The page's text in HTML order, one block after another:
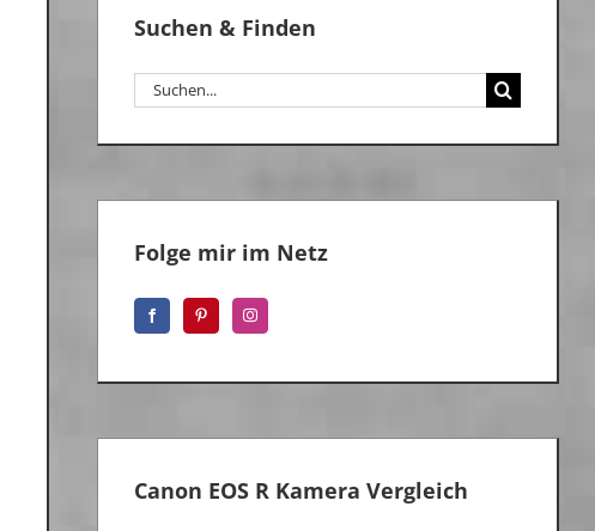
Suchen & Finden
Suche
nach:
Folge mir im Netz
Canon EOS R Kamera Vergleich